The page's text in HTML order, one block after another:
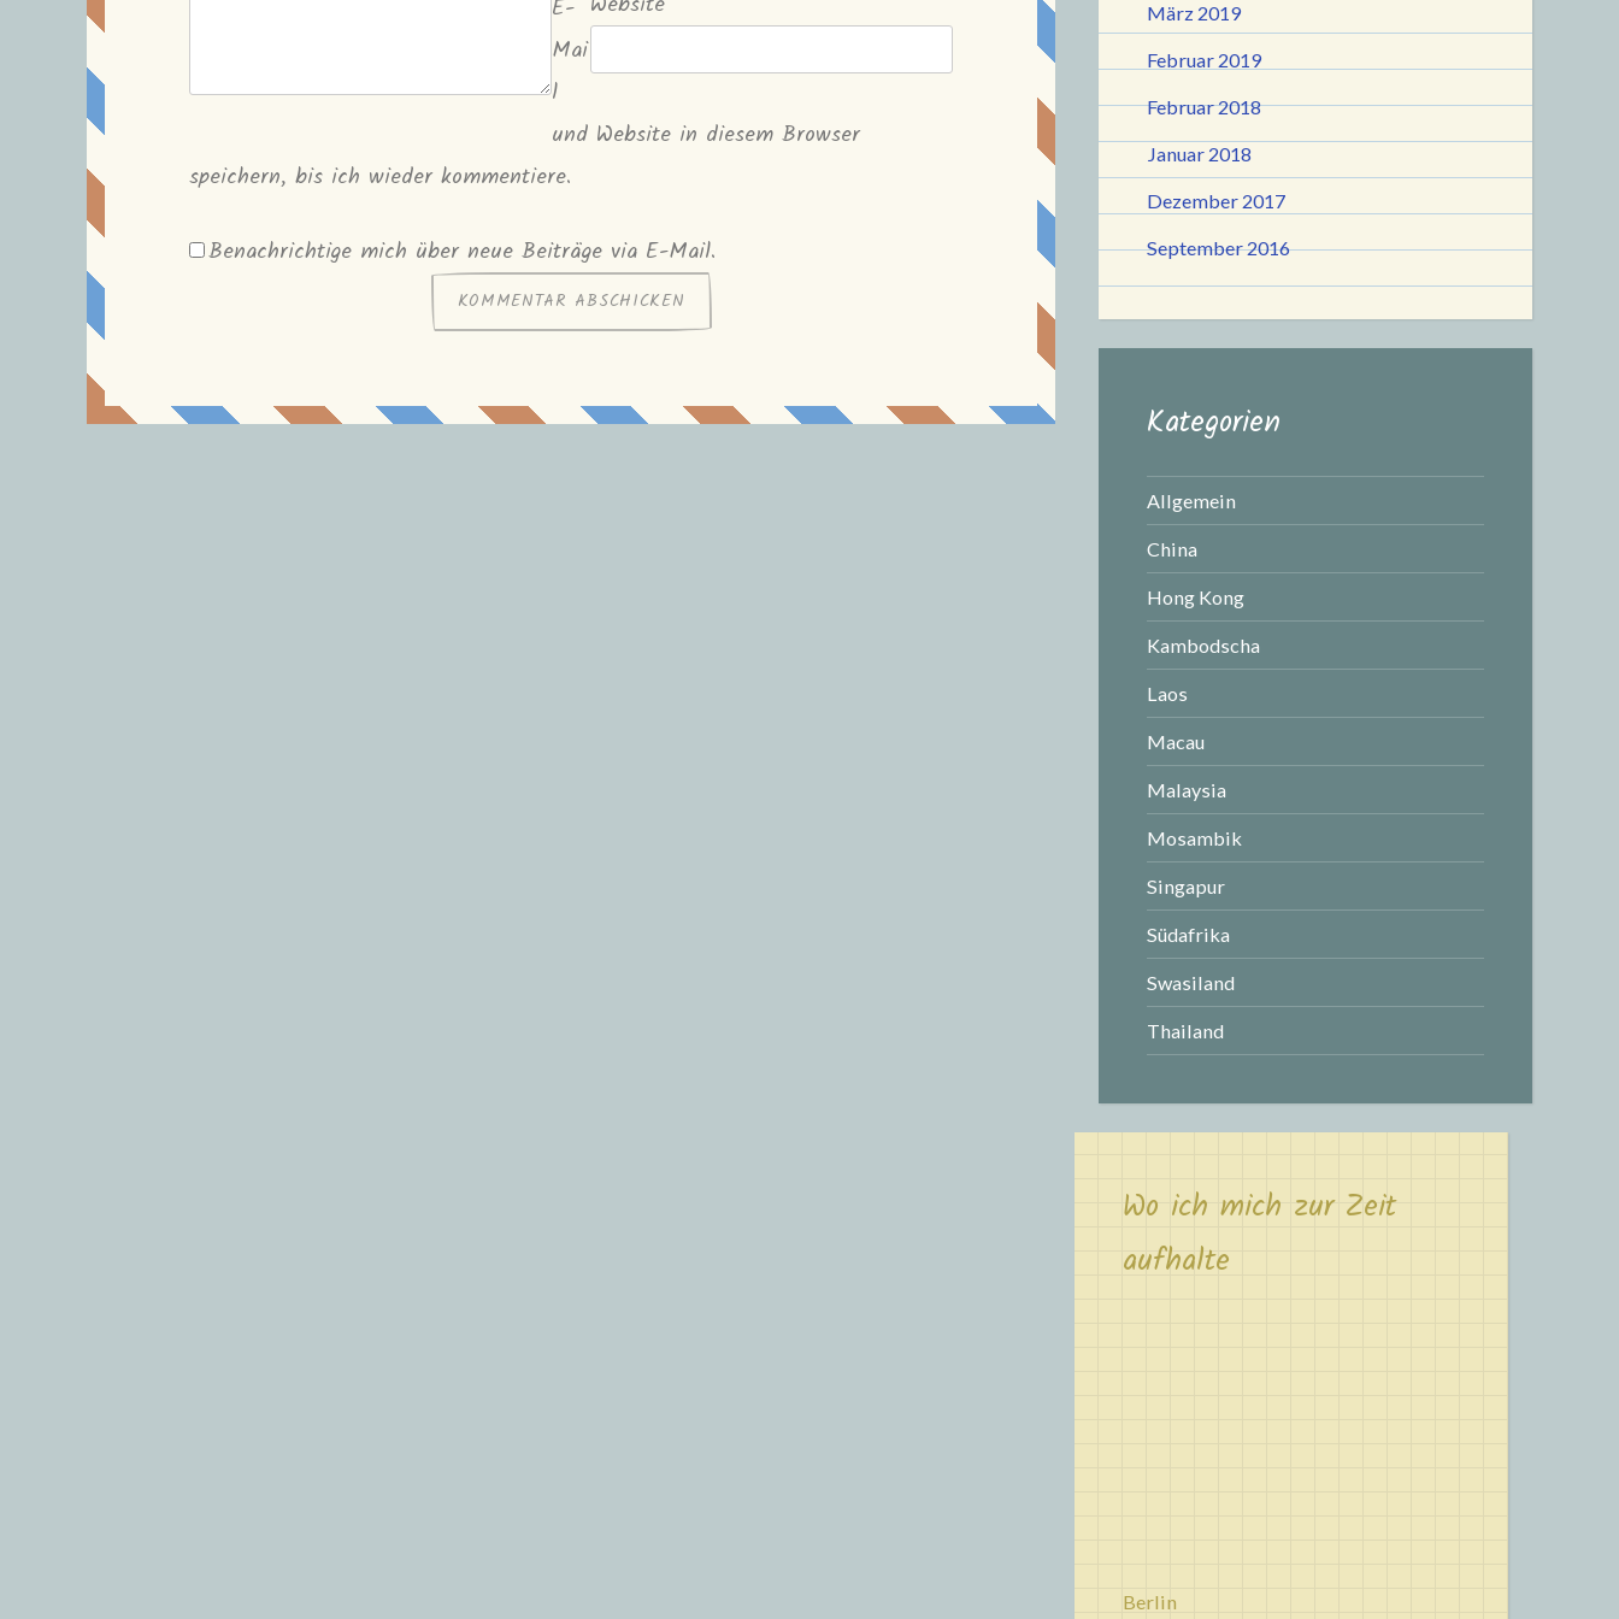
E-
Mai
l
und Website in diesem Browser
speichern, bis ich wieder kommentiere.
Benachrichtige mich über neue Beiträge via E-Mail.
März 2019
Februar 2019
Februar 2018
Januar 2018
Dezember 2017
September 2016
Kategorien
Allgemein
China
Hong Kong
Kambodscha
Laos
Macau
Malaysia
Mosambik
Singapur
Südafrika
Swasiland
Thailand
Wo ich mich zur Zeit
aufhalte
Berlin